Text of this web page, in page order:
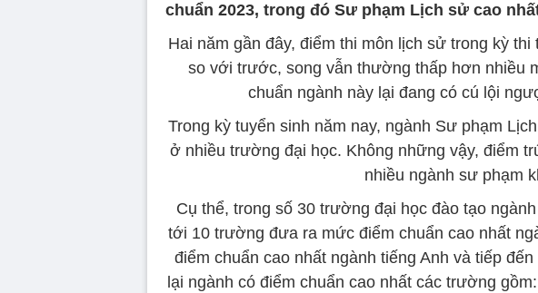
chuẩn 2023, trong đó Sư phạm Lịch sử cao
Hai năm gần đây, điểm thi môn lịch sử trong kỳ
so với trước, song vẫn thường thấp hơn nhiều
chuẩn ngành này lại đang có cú lội
Trong kỳ tuyển sinh năm nay, ngành Sư phạm
ở nhiều trường đại học. Không những vậy, điểm
nhiều ngành sư phạm
Cụ thể, trong số 30 trường đại học đào tạo
tới 10 trường đưa ra mức điểm chuẩn cao nhất
điểm chuẩn cao nhất ngành tiếng Anh và tiếp
lại ngành có điểm chuẩn cao nhất các trường